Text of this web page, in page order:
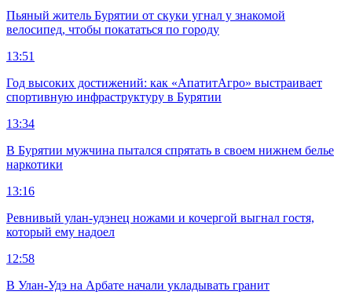
Пьяный житель Бурятии от скуки угнал у знакомой
велосипед, чтобы покататься по городу
13:51
Год высоких достижений: как «АпатитАгро» выстраивает
спортивную инфраструктуру в Бурятии
13:34
В Бурятии мужчина пытался спрятать в своем нижнем белье
наркотики
13:16
Ревнивый улан-удэнец ножами и кочергой выгнал гостя,
который ему надоел
12:58
В Улан-Удэ на Арбате начали укладывать гранит